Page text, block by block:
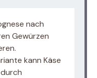
nach
Gewürzen
kann Käse